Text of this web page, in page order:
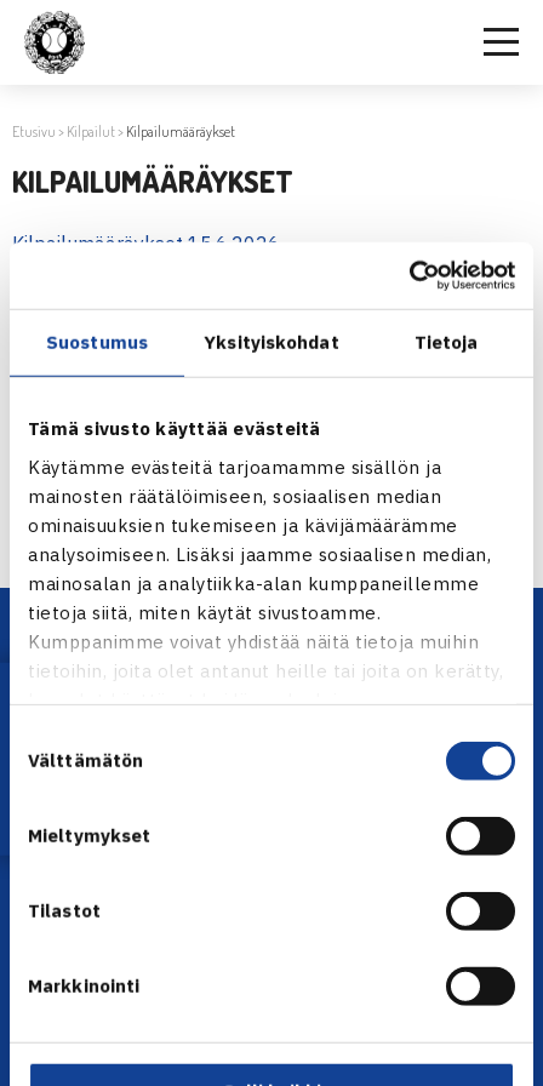
Suostumus Yksityiskohdat Tietoja
Tämä sivusto käyttää evästeitä
Käytämme evästeitä tarjoamamme sisällön ja
mainosten räätälöimiseen, sosiaalisen median
ominaisuuksien tukemiseen ja kävijämäärämme
analysoimiseen. Lisäksi jaamme sosiaalisen median,
mainosalan ja analytiikka-alan kumppaneillemme
tietoja siitä, miten käytät sivustoamme.
Kumppanimme voivat yhdistää näitä tietoja muihin
tietoihin, joita olet antanut heille tai joita on kerätty,
kun olet käyttänyt heidän palvelujaan.
valinta
Välttämätön
Mieltymykset
Tilastot
Markkinointi
Etusivu > Kilpailut> Kilpailumääräykset
KILPAILUMÄÄRÄYKSET
Kilpailumääräykset 15.6.2026
Tennisliiton kurinpitosäännöt 1.5.2025 alkaen
Venäläisten ja valko-venäläisten pelaajien
OHJEITA TE- JA ITF-KILPAILUIDEN PELAAJILLE JA
TAUSTAJOUKOILLE
Lataa OmaTennis!
Olympiastadion, Paavo Nurmen tie 1, 00250 Helsinki
Toimiston puhelinajat:
sähköpostitse: toimisto@tennis.fi
KAIKKI YHTEYSTIEDOT →